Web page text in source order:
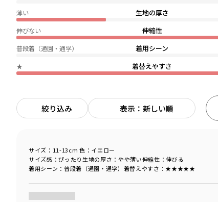
生地の厚さ
薄い
伸縮性
伸びない
着用シーン
普段着（通園・通学）
着替えやすさ
★
絞り込み 表示：新しい順
サイズ感 ：ぴったり 生地の厚さ ：やや薄い伸縮性 ：伸びる
着用シーン ：普段着（通園・通学） 着替えやすさ ：★★★★★
サイズ：11-13cm 色：イエロー